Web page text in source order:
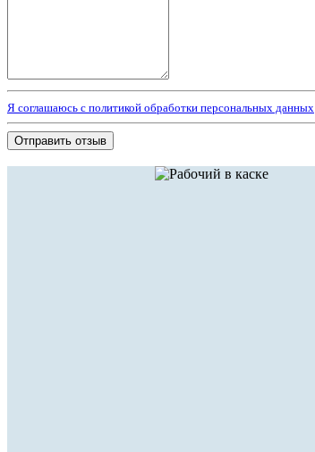
Я соглашаюсь с политикой обработки персональных данных
Отправить отзыв